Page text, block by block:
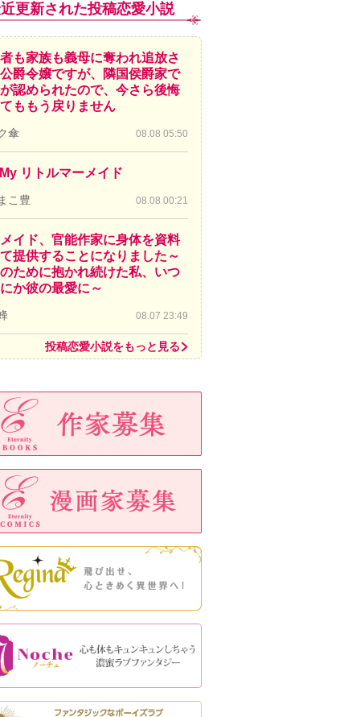
更新された投稿恋愛小説
も家族も義母に奪われ追放さ
爵令嬢ですが、隣国侯爵家で
認められたので、今さら後悔
ももう戻りません
傘 08.08 05:50
リトルマーメイド
こ豊 08.08 00:21
イド、官能作家に身体を資料
提供することになりました～
ために抱かれ続けた私、いつ
か彼の最愛に～
08.07 23:49
投稿恋愛小説をもっと見る